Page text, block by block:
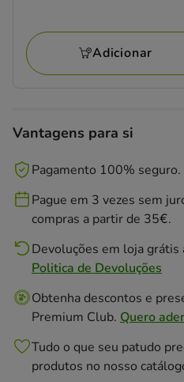
Adicionar
Vantagens para si
Pagamento 100% seguro.
Pague em 3 vezes sem
compras a partir de 35€.
Devoluções em loja grátis
Politica de Devoluções
Obtenha descontos e
Premium Club. Quero
Tudo o que seu patudo
produtos no nosso